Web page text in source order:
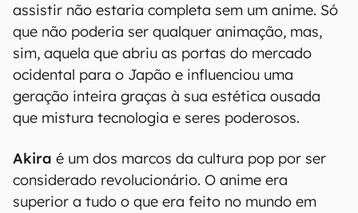
assistir não estaria completa sem um anime. Só
que não poderia ser qualquer animação, mas,
sim, aquela que abriu as portas do mercado
ocidental para o Japão e influenciou uma
geração inteira graças à sua estética ousada
que mistura tecnologia e seres poderosos.
Akira é um dos marcos da cultura pop por ser
considerado revolucionário. O anime era
superior a tudo o que era feito no mundo em